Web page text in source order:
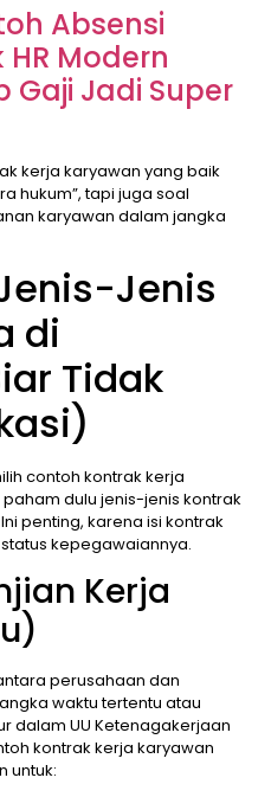
Absensi
Modern
Gaji Jadi Super
kerja karyawan yang baik
hukum”, tapi juga soal
karyawan dalam jangka
Jenis
di
Tidak
contoh kontrak kerja
dulu jenis-jenis kontrak
penting, karena isi kontrak
kepegawaiannya.
Kerja
perusahaan dan
waktu tertentu atau
dalam UU Ketenagakerjaan
kontrak kerja karyawan
untuk: